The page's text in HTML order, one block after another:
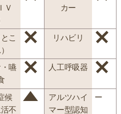
Ｖ
カー
こ
リハビリ
嚥
人工呼吸器
候
不
アルツハイ
マー型認知
ー